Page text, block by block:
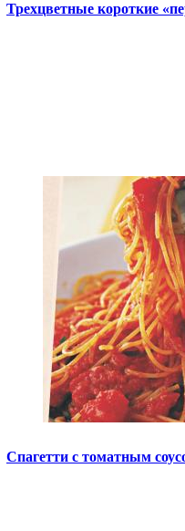
Трехцветные короткие
Спагетти с томатным